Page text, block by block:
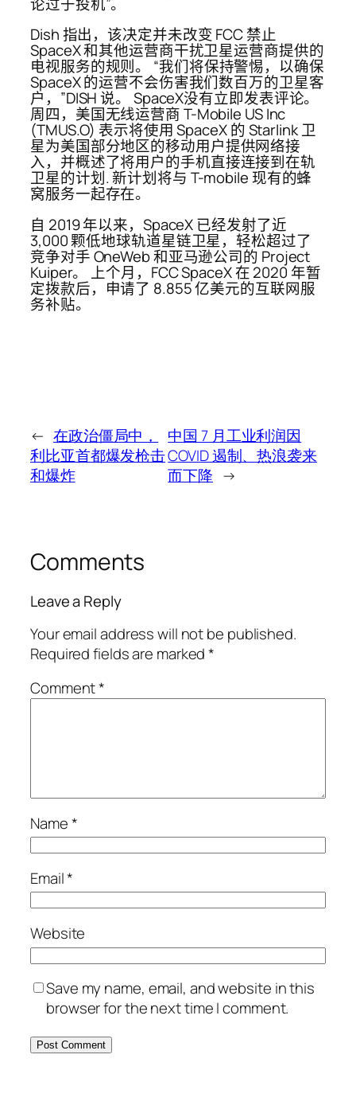
Dish 指出，该决定并未改变 FCC 禁止
SpaceX 和其他运营商干扰卫星运营商提供的
电视服务的规则。 “我们将保持警惕，以确保
SpaceX 的运营不会伤害我们数百万的卫星客
户，”DISH 说。 SpaceX没有立即发表评论。
周四，美国无线运营商 T-Mobile US Inc
(TMUS.O) 表示将使用 SpaceX 的 Starlink 卫
星为美国部分地区的移动用户提供网络接
入，并概述了将用户的手机直接连接到在轨
卫星的计划. 新计划将与 T-mobile 现有的蜂
窝服务一起存在。
自 2019 年以来，SpaceX 已经发射了近
3,000 颗低地球轨道星链卫星，轻松超过了
竞争对手 OneWeb 和亚马逊公司的 Project
Kuiper。 上个月，FCC SpaceX 在 2020 年暂
定拨款后，申请了 8.855 亿美元的互联网服
务补贴。
← 在政治僵局中，
利比亚首都爆发枪击
和爆炸
中国 7 月工业利润因
COVID 遏制、热浪袭来
而下降 →
Comments
Leave a Reply
Your email address will not be published.
Required fields are marked*
Comment*
Name*
Email*
Website
Save my name, email, and website in this
browser for the next time I comment.